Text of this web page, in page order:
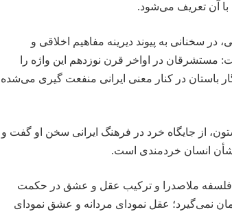
با آن تعریف می‌شود.
در سخنانی به پیوند دیرینه مفاهیم اخلاقی و
مستشرقان در اواخر قرن نوزدهم این واژه را
باستان در کنار معنی ایرانی منفعت گیری می‌شده
از جایگاه خرد در فرهنگ ایرانی سخن او گفت و
شأن انسان خردمندی است.
به فلسفه ملاصدرا و ترکیب عقل و عشق در حکمت
نمی‌گیرد؛ عقل نمود‌ای مردانه و عشق نمود‌ای